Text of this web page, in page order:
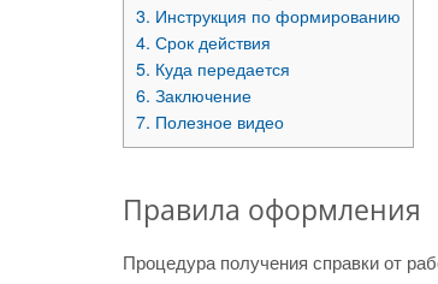
3. Инструкция по формированию
4. Срок действия
5. Куда передается
6. Заключение
7. Полезное видео
Правила оформления
Процедура получения справки от